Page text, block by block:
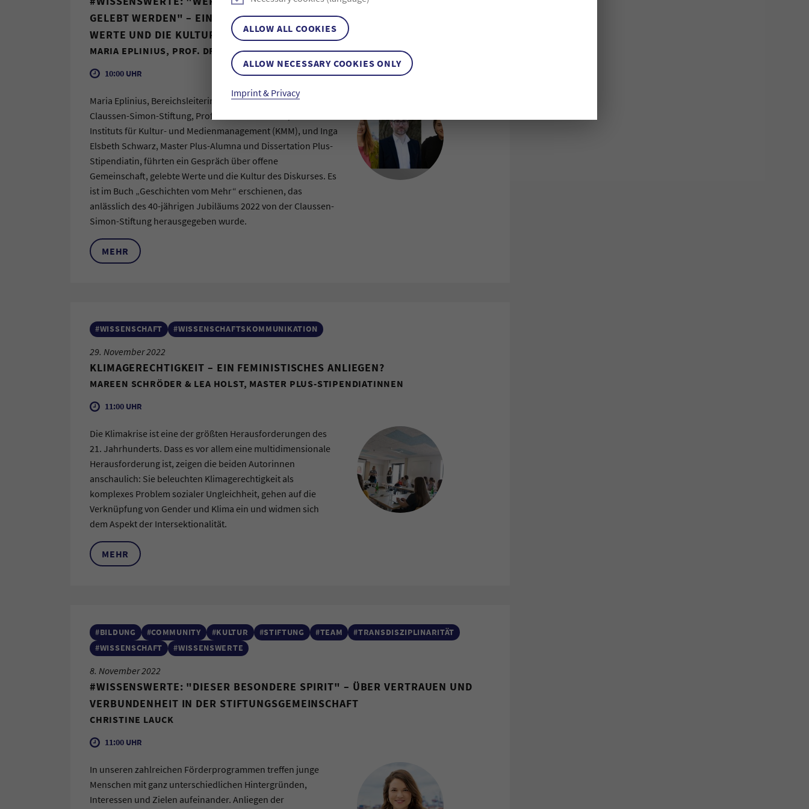
ALLOW ALL COOKIES
ALLOW NECESSARY COOKIES ONLY
Imprint & Privacy
GELEBT WERDEN" – EIN GESPRÄCH ÜBER OFFENE GEMEINSCHAFT, GELEBTE
WERTE UND DIE KULTUR DES DISKURSES
MARIA EPLINIUS, PROF. DR. MARTIN ZIEROLD UND INGA SCHWARZ IM GESPRÄCH
10:00 UHR
Maria Eplinius, Bereichsleiterin Dialog & Perspektive der
Claussen-Simon-Stiftung, Prof. Dr. Martin Zierold, Leiter des
Instituts für Kultur- und Medienmanagement (KMM), und Inga
Elsbeth Schwarz, Master Plus-Alumna und Dissertation Plus-
Stipendiatin, führten ein Gespräch über offene
Gemeinschaft, gelebte Werte und die Kultur des Diskurses. Es
ist im Buch „Geschichten vom Mehr“ erschienen, das
anlässlich des 40-jährigen Jubiläums 2022 von der Claussen-
Simon-Stiftung herausgegeben wurde.
MEHR
#WISSENSCHAFT #WISSENSCHAFTSKOMMUNIKATION
29. November 2022
KLIMAGERECHTIGKEIT – EIN FEMINISTISCHES ANLIEGEN?
MAREEN SCHRÖDER & LEA HOLST, MASTER PLUS-STIPENDIATINNEN
11:00 UHR
Die Klimakrise ist eine der größten Herausforderungen des
21. Jahrhunderts. Dass es vor allem eine multidimensionale
Herausforderung ist, zeigen die beiden Autorinnen
anschaulich: Sie beleuchten Klimagerechtigkeit als
komplexes Problem sozialer Ungleichheit, gehen auf die
Verknüpfung von Gender und Klima ein und widmen sich
dem Aspekt der Intersektionalität.
MEHR
#BILDUNG #COMMUNITY #KULTUR #STIFTUNG #TEAM
#TRANSDISZIPLINARITÄT
#WISSENSCHAFT
#WISSENSWERTE
8. November 2022
#WISSENSWERTE: "DIESER BESONDERE SPIRIT" – ÜBER VERTRAUEN UND
VERBUNDENHEIT IN DER STIFTUNGSGEMEINSCHAFT
CHRISTINE LAUCK
11:00 UHR
In unseren zahlreichen Förderprogrammen treffen junge
Menschen mit ganz unterschiedlichen Hintergründen,
Interessen und Zielen aufeinander. Anliegen der